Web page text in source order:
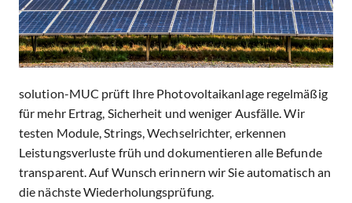
solution-MUC prüft Ihre Photovoltaikanlage regelmäßig
für mehr Ertrag, Sicherheit und weniger Ausfälle. Wir
testen Module, Strings, Wechselrichter, erkennen
Leistungsverluste früh und dokumentieren alle Befunde
transparent. Auf Wunsch erinnern wir Sie automatisch an
die nächste Wiederholungsprüfung.